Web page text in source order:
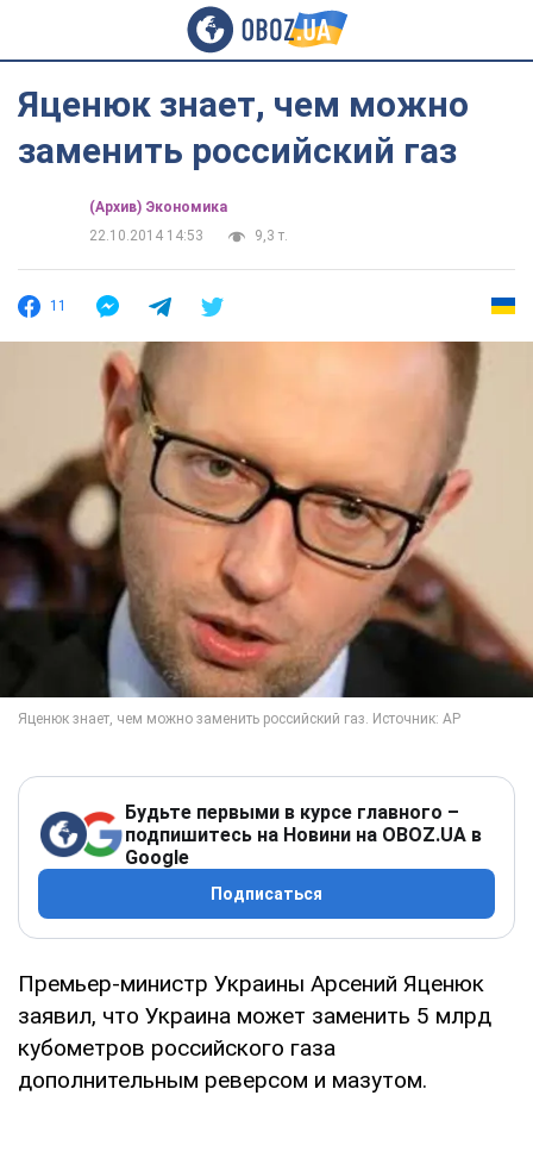
Яценюк знает, чем можно
заменить российский газ
(Архив) Экономика
22.10.2014 14:53
9,3 т.
11
Будьте первыми в курсе главного –
подпишитесь на Новини на OBOZ.UA в
Google
Подписаться
Премьер-министр Украины Арсений Яценюк
заявил, что Украина может заменить 5 млрд
кубометров российского газа
дополнительным реверсом и мазутом.